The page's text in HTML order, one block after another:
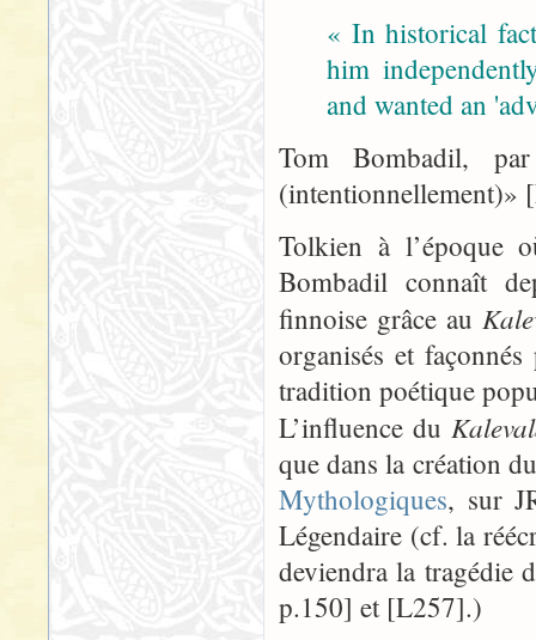
« In historical
him
and wanted an
Tom Bombadil,
(intentionnellement)»
Tolkien à l’époque
Bombadil connaît
finnoise grâce au
organisés et
tradition poétique
L’influence du
que dans la création
Mythologiques, sur
Légendaire (cf. la
deviendra la tragédie
p.150] et [L257].)